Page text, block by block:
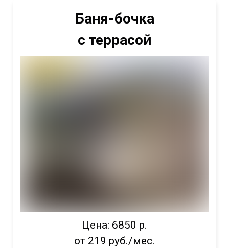
Баня-бочка
с террасой
Цена: 6850 р.
от 219 руб./мес.